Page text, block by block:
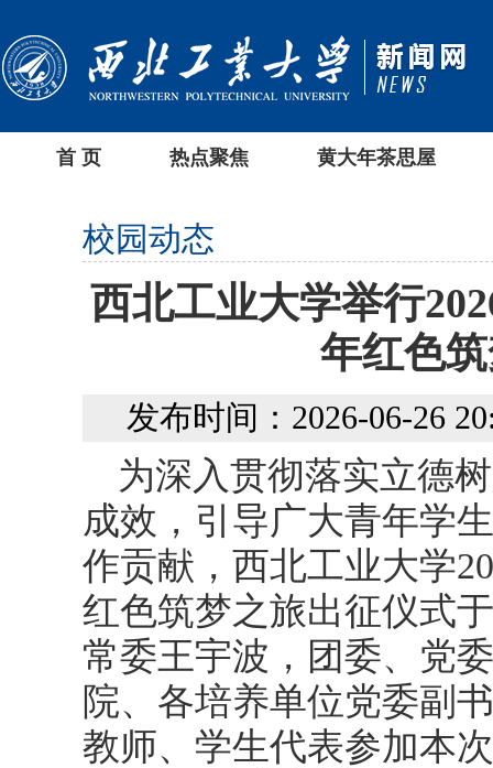
首 页 热点聚焦 黄大年茶思屋
校园动态
西北工业大学举行
年红色
发布时间：2026-06-26
为深入贯彻落实立德
成效，引导广大青年学
作贡献，西北工业大学
红色筑梦之旅出征仪式
常委王宇波，团委、党
院、各培养单位党委副
教师、学生代表参加本